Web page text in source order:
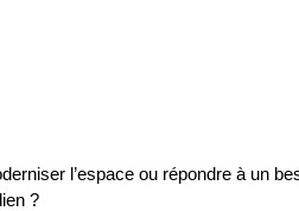
l’espace ou répondre à un
?